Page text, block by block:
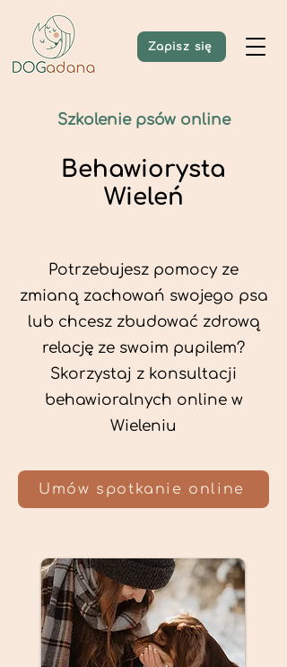
Zapisz się
Szkolenie psów online
Behawiorysta
Wieleń
Potrzebujesz pomocy ze
zmianą zachowań swojego psa
lub chcesz zbudować zdrową
relację ze swoim pupilem?
Skorzystaj z konsultacji
behawioralnych online w
Wieleniu
Umów spotkanie online